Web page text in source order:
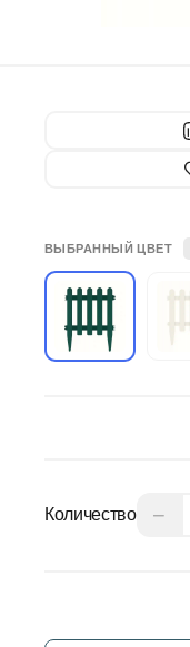
ВЫБРАННЫЙ ЦВЕТ
Количество −